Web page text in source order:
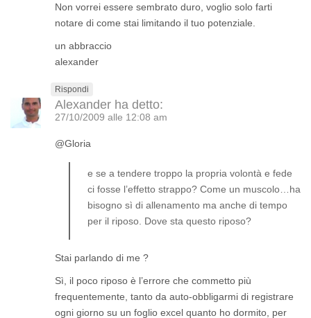
Non vorrei essere sembrato duro, voglio solo farti
notare di come stai limitando il tuo potenziale.
un abbraccio
alexander
Rispondi
Alexander ha detto:
27/10/2009 alle 12:08 am
@Gloria
e se a tendere troppo la propria volontà e fede
ci fosse l’effetto strappo? Come un muscolo…ha
bisogno sì di allenamento ma anche di tempo
per il riposo. Dove sta questo riposo?
Stai parlando di me ?
Sì, il poco riposo è l’errore che commetto più
frequentemente, tanto da auto-obbligarmi di registrare
ogni giorno su un foglio excel quanto ho dormito, per